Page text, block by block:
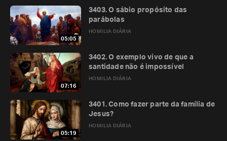
05:05
HOMILIA DIÁRIA
3403. O sábio propósito das
parábolas
07:16
HOMILIA DIÁRIA
3402. O exemplo vivo de que a
santidade não é impossível
05:19
HOMILIA DIÁRIA
3401. Como fazer parte da família de
Jesus?